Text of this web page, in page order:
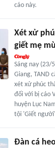
cáo này.
Xét xử
giết mẹ
Sáng nay (23/
Giang, TAND
xét xử phúc
đối với bị cáo
huyện Lục
tội 'Giết
Đàn cá